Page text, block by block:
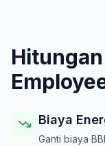
Biaya
Ganti biaya